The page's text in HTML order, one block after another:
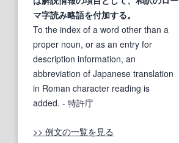
マ字読み略語を付加する。
To the index of a word other than a
proper noun, or as an entry for
description information, an
abbreviation of Japanese translation
in Roman character reading is
added. - 特許庁
>> 例文の一覧を見る